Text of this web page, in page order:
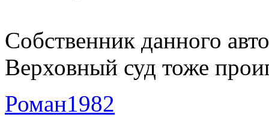
Собственник данного
Верховный суд тоже
Роман1982